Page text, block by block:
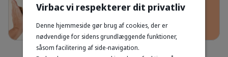
Dyrefamilien banner cat
Virbac vi respekterer dit privatliv
Denne hjemmeside gør brug af cookies, der er
nødvendige for sidens grundlæggende funktioner,
såsom facilitering af side-navigation.